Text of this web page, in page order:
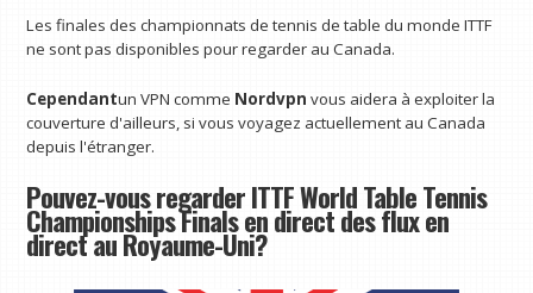
Les finales des championnats de tennis de table du monde ITTF
ne sont pas disponibles pour regarder au Canada.
Cependantun VPN comme Nordvpn vous aidera à exploiter la
couverture d'ailleurs, si vous voyagez actuellement au Canada
depuis l'étranger.
Pouvez-vous regarder ITTF World Table Tennis
Championships Finals en direct des flux en
direct au Royaume-Uni?